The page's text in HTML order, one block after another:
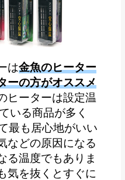
は金魚のヒーター
ーの方がオススメ
ヒーターは設定温
いる商品が多く
最も居心地がいい
などの原因になる
る温度でもありま
気を抜くとすぐに